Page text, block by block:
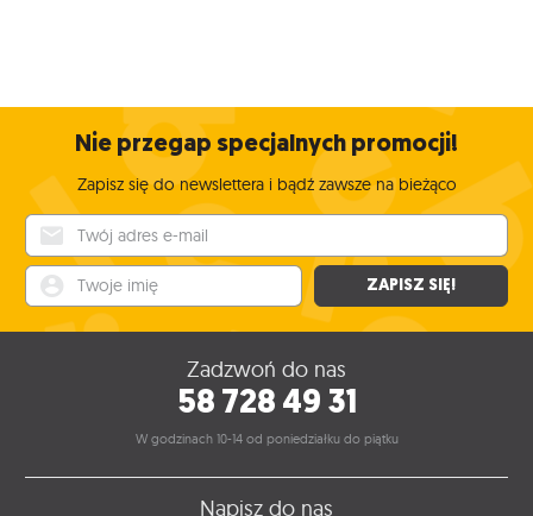
Nie przegap specjalnych promocji!
Zapisz się do newslettera i bądź zawsze na bieżąco
ZAPISZ SIĘ!
Zadzwoń do nas
58 728 49 31
W godzinach 10-14 od poniedziałku do piątku
Napisz do nas